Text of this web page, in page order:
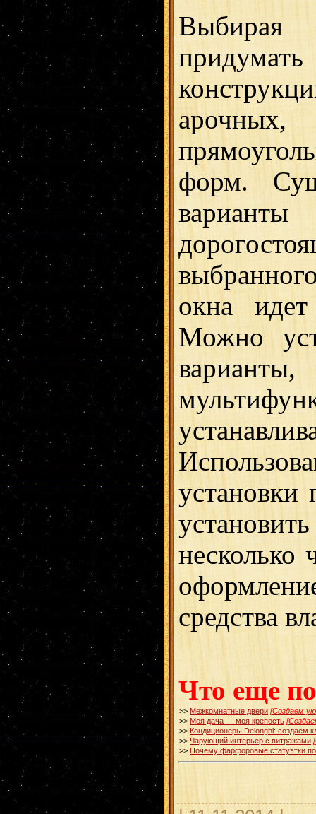
арочных,
форм.
окна
Можно
установки
несколько
средства
Что еще
>> Межкомнатные двери [Создаем
>> Моя дача — моя крепость
>> Кондиционеры Delonghi: создаем
>> Чарующий интерьер с витражами
>> Почему фарфоровые статуэтки